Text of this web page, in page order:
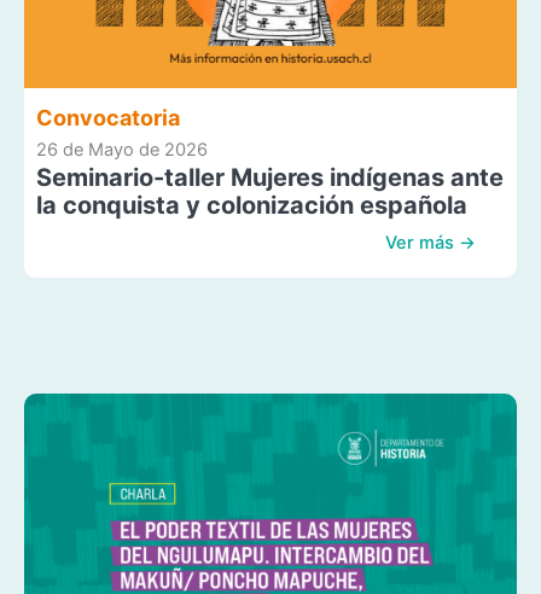
Convocatoria
26 de Mayo de 2026
Seminario-taller Mujeres indígenas ante
la conquista y colonización española
Ver más →